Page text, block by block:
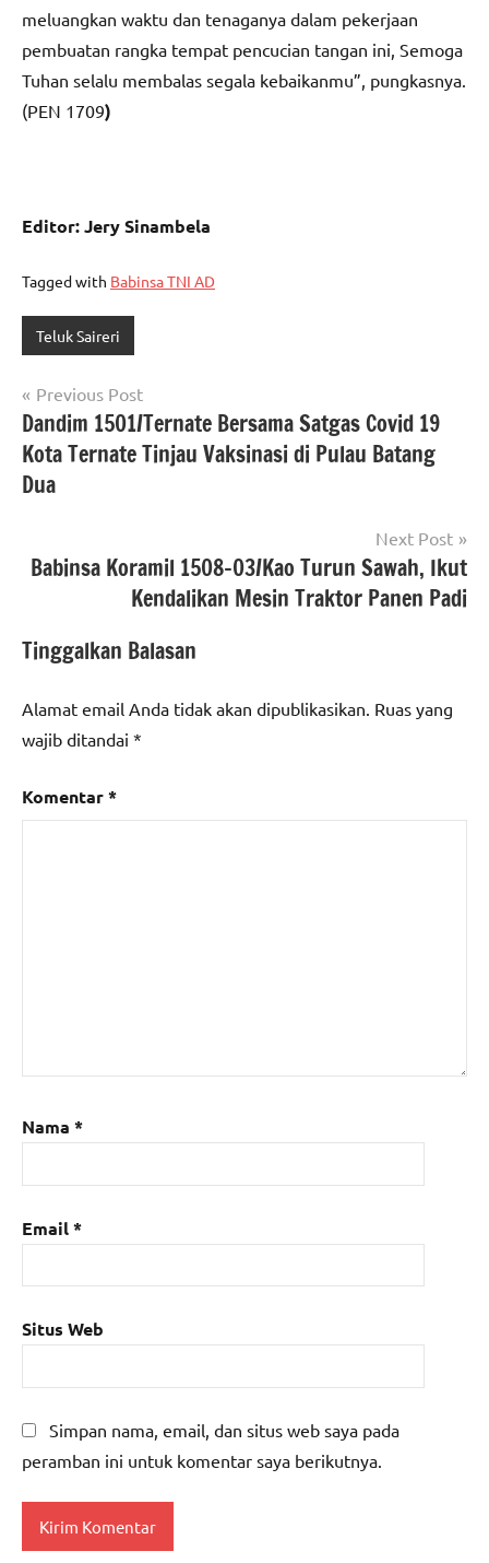
meluangkan waktu dan tenaganya dalam pekerjaan
pembuatan rangka tempat pencucian tangan ini, Semoga
Tuhan selalu membalas segala kebaikanmu”, pungkasnya.
(PEN 1709)
Editor: Jery Sinambela
Tagged with Babinsa TNI AD
Teluk Saireri
Navigasi
pos
Previous Post
Dandim 1501/Ternate Bersama Satgas Covid 19
Kota Ternate Tinjau Vaksinasi di Pulau Batang
Dua
Next Post
Babinsa Koramil 1508-03/Kao Turun Sawah, Ikut
Kendalikan Mesin Traktor Panen Padi
Tinggalkan Balasan
Alamat email Anda tidak akan dipublikasikan. Ruas yang
wajib ditandai *
Komentar*
Nama *
Email*
Situs Web
Simpan nama, email, dan situs web saya pada
peramban ini untuk komentar saya berikutnya.